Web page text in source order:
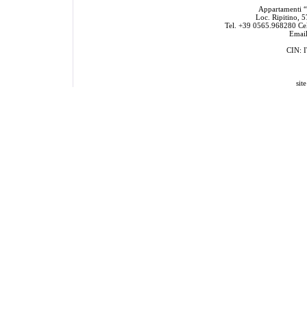
Appartamenti
Loc. Ripitino,
Tel. +39 0565.968280
CIN: